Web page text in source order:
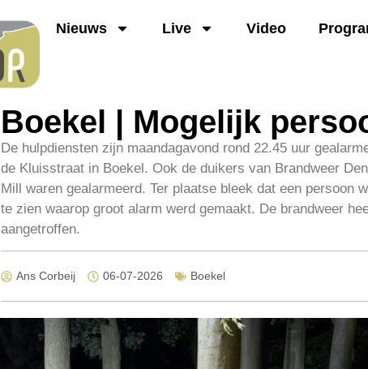
Nieuws Live Video
Boekel | Mogelijk
De hulpdiensten zijn maandagavond rond 22.45 uur
de Kluisstraat in Boekel. Ook de duikers van Brandweer
Mill waren gealarmeerd. Ter plaatse bleek dat een persoon
te zien waarop groot alarm werd gemaakt. De brandweer
aangetroffen.
Ans Corbeij 06-07-2026 Boekel